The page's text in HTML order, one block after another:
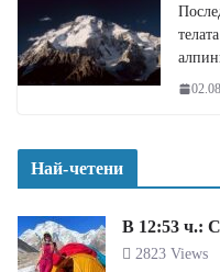
Най-четени
В 12:53 ч.:
2823 Views